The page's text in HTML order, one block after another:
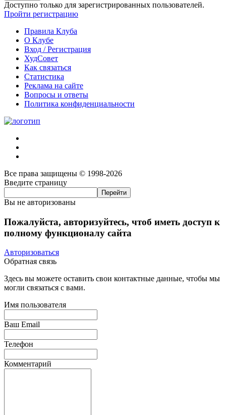
Доступно только для зарегистрированных пользователей.
Пройти регистрацию
Правила Клуба
О Клубе
Вход / Регистрация
ХудСовет
Как связаться
Статистика
Реклама на сайте
Вопросы и ответы
Политика конфиденциальности
Все права защищены © 1998-2026
Введите страницу
Вы не авторизованы
Пожалуйста, авторизуйтесь, чтоб иметь доступ к
полному функционалу сайта
Авторизоваться
Обратная связь
Здесь вы можете оставить свои контактные данные, чтобы мы
могли связаться с вами.
Имя пользователя
Ваш Email
Телефон
Комментарий